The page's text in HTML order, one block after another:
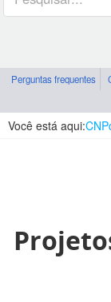
Perguntas frequentes
Você está aqui: